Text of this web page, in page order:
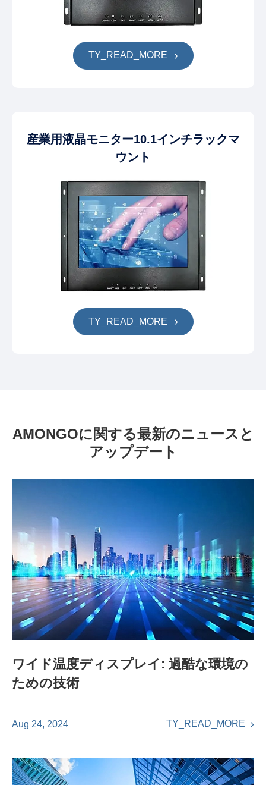
TY_READ_MORE
産業用液晶モニター10.1インチラックマ
ウント
TY_READ_MORE
AMONGOに関する最新のニュースと
アップデート
ワイド温度ディスプレイ: 過酷な環境の
ための技術
Aug 24, 2024 TY_READ_MORE